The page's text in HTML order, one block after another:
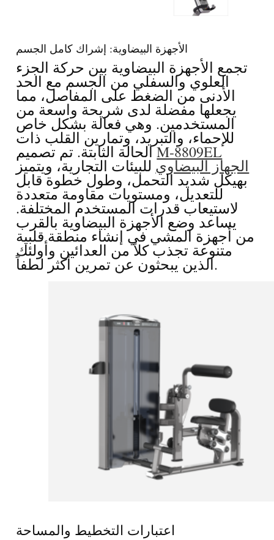
الأجهزة البيضاوية: إشراك كامل الجسم
تجمع الأجهزة البيضاوية بين حركة الجزء
العلوي والسفلي من الجسم مع الحد
الأدنى من الضغط على المفاصل، مما
يجعلها مفضلة لدى شريحة واسعة من
المستخدمين. وهي فعالة بشكل خاص
للإحماء، والتبريد، وتمارين القلب ذات
الحالة الثابتة. تم تصميمM-8809EL
الجهاز البيضاوي للبيئات التجارية، ويتميز
بهيكل شديد التحمل، وطول خطوة قابل
للتعديل، ومستويات مقاومة متعددة
لاستيعاب قدرات المستخدم المختلفة.
يساعد وضع الأجهزة البيضاوية بالقرب
من أجهزة المشي في إنشاء منطقة قلبية
متنوعة تجذب كلاً من العدائين وأولئك
الذين يبحثون عن تمرين أكثر لطفاً.
اعتبارات التخطيط والمساحة